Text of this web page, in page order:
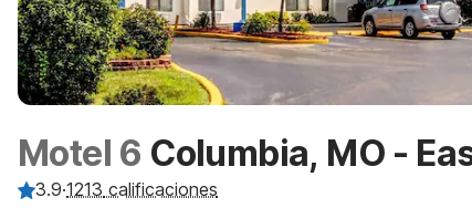
Motel 6 Columbia, MO -
3.9·1213 calificaciones